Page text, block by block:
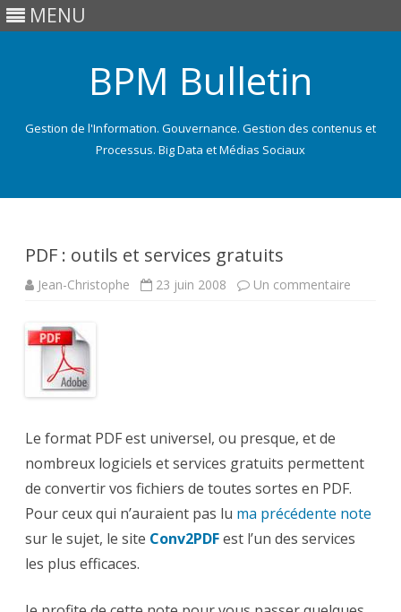
MENU
BPM Bulletin
Gestion de l'Information. Gouvernance. Gestion des contenus et
Processus. Big Data et Médias Sociaux
PDF : outils et services gratuits
Jean-Christophe 23 juin 2008 Un commentaire
Le format PDF est universel, ou presque, et de
nombreux logiciels et services gratuits permettent
de convertir vos fichiers de toutes sortes en PDF.
Pour ceux qui n’auraient pas lu ma précédente note
sur le sujet, le site Conv2PDFest l’un des services
les plus efficaces.